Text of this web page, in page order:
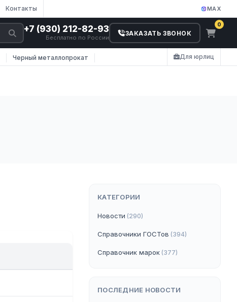
Контакты MAX
+7 (930) 212-82-93
Бесплатно по России
ЗАКАЗАТЬ ЗВОНОК
0
Черный металлопрокат Для юрлиц
КАТЕГОРИИ
Новости (290)
Справочники ГОСТов (394)
Справочник марок (377)
ПОСЛЕДНИЕ НОВОСТИ